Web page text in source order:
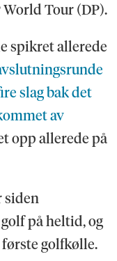
Tour (DP).
spikret allerede
slag bak det
av
opp allerede på
siden
på heltid, og
golfkølle.